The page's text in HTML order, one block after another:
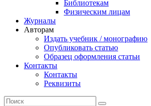
Библиотекам
Физическим лицам
Журналы
Авторам
Издать учебник / монографию
Опубликовать статью
Образец оформления статьи
Контакты
Контакты
Реквизиты